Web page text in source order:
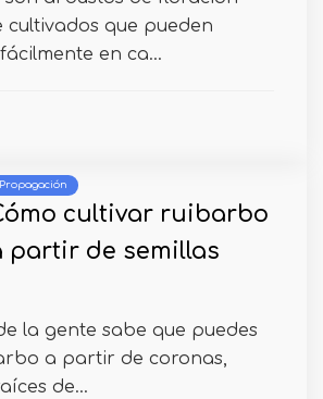
cultivados que pueden
en ca...
Propagación
cultivar ruibarbo
partir de semillas
la gente sabe que puedes
a partir de coronas,
de...